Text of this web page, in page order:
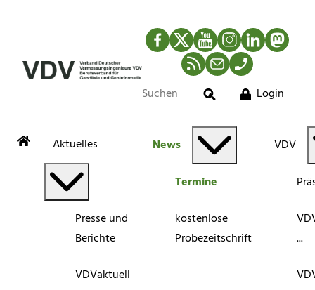
Facebook
TwitterYouTubeInstagram
LinkedIn
RSS-Newsfeed
MailTelefon
Suche
Login
Aktuelles
Presse und
Berichte
VDVaktuell
News
Termine
kostenlose
Probezeitschrift
VDV
...